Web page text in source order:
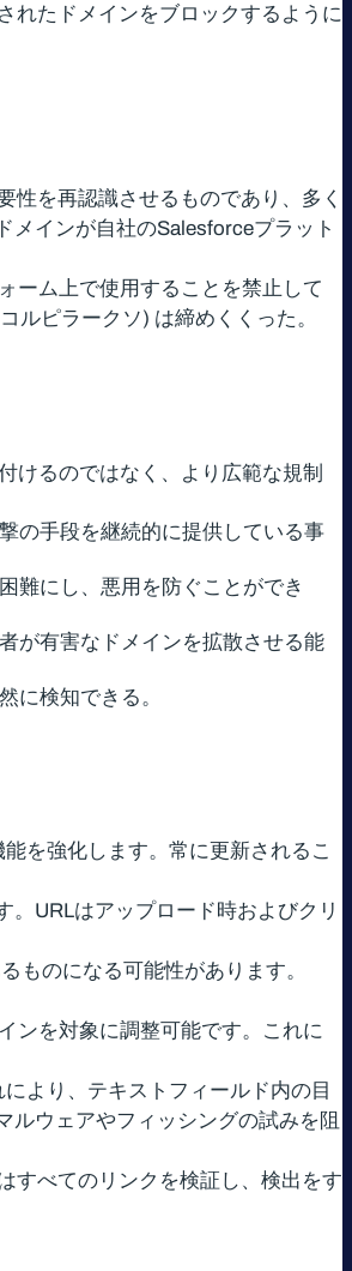
れたドメインをブロックするように
を再認識させるものであり、多く
インが自社のSalesforceプラット
ーム上で使用することを禁止して
ピラークソ) は締めくくった。
けるのではなく、より広範な規制
の手段を継続的に提供している事
難にし、悪用を防ぐことができ
が有害なドメインを拡散させる能
に検知できる。
を強化します。常に更新されるこ
URLはアップロード時およびクリ
ものになる可能性があります。
ンを対象に調整可能です。これに
より、テキストフィールド内の目
ウェアやフィッシングの試みを阻
すべてのリンクを検証し、検出をす